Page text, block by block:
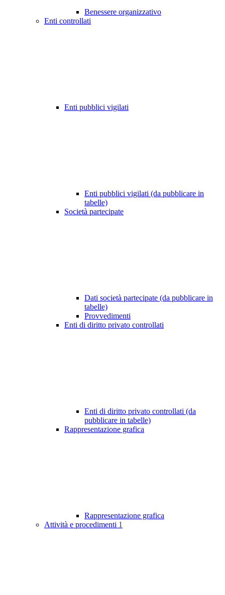
Benessere organizzativo
Enti controllati
Enti pubblici vigilati
Enti pubblici vigilati (da pubblicare in
tabelle)
Società partecipate
Dati società partecipate (da pubblicare in
tabelle)
Provvedimenti
Enti di diritto privato controllati
Enti di diritto privato controllati (da
pubblicare in tabelle)
Rappresentazione grafica
Rappresentazione grafica
Attività e procedimenti 1